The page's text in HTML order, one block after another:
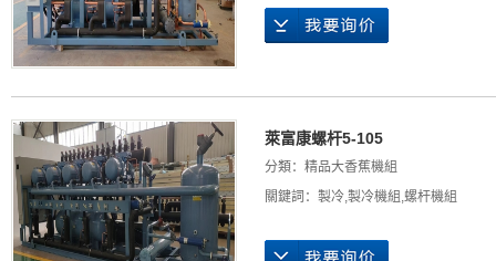
萊富康螺杆5-105
分類： 精品大香蕉機組
關鍵詞： 製冷,製冷機組 ,螺杆機組